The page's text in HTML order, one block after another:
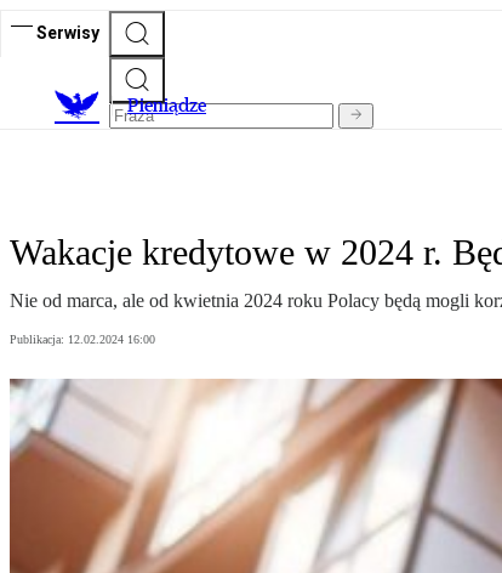
Serwisy
Pieniądze
Wakacje kredytowe w 2024 r.
Nie od marca, ale od kwietnia 2024 roku Polacy będą mogli
Publikacja: 12.02.2024 16:00